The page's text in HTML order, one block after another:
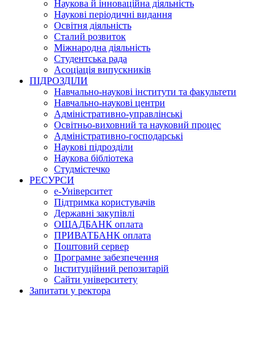
Наукова й інноваційна діяльність
Наукові періодичні видання
Освітня діяльність
Сталий розвиток
Міжнародна діяльність
Студентська рада
Асоціація випускників
ПІДРОЗДІЛИ
Навчально-наукові інститути та факультети
Навчально-наукові центри
Адміністративно-управлінські
Освітньо-виховний та науковий процес
Адміністративно-господарські
Наукові підрозділи
Наукова бібліотека
Студмістечко
РЕСУРСИ
е-Університет
Підтримка користувачів
Державні закупівлі
ОЩАДБАНК оплата
ПРИВАТБАНК оплата
Поштовий сервер
Програмне забезпечення
Інституційний репозитарій
Сайти університету
Запитати у ректора